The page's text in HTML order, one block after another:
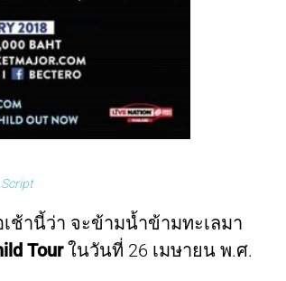
ช้านี้ว่า จะข้ามน้ำข้ามทะเลมา
Tourในวันที่ 26 เมษายน พ.ศ.